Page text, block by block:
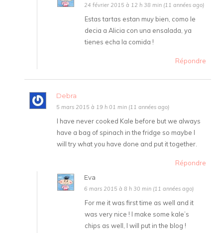
24 février 2015 à 12 h 38 min (11 années ago)
Estas tartas estan muy bien, como le
decia a Alicia con una ensalada, ya
tienes echa la comida !
Répondre
Debra
5 mars 2015 à 19 h 01 min (11 années ago)
I have never cooked Kale before but we always
have a bag of spinach in the fridge so maybe I
will try what you have done and put it together.
Répondre
Eva
6 mars 2015 à 8 h 30 min (11 années ago)
For me it was first time as well and it
was very nice ! I make some kale’s
chips as well, I will put in the blog !